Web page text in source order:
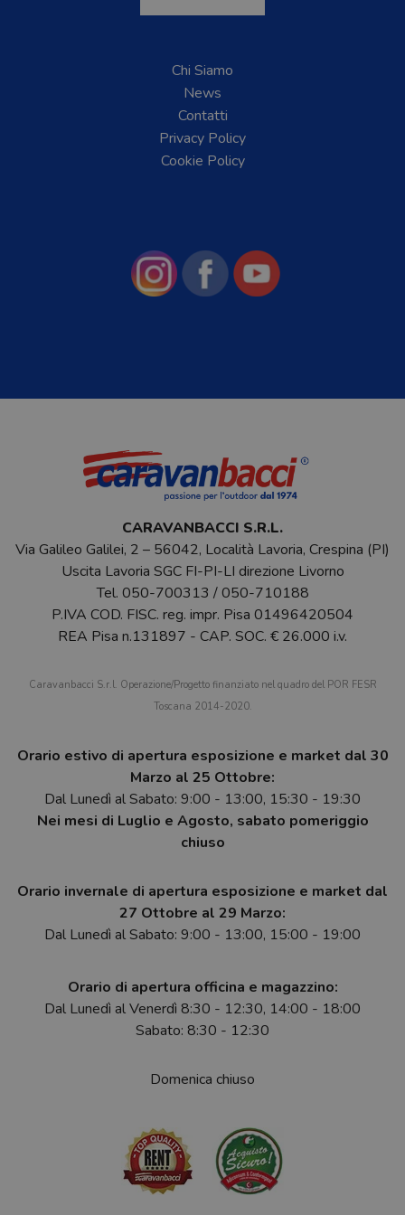
Chi Siamo
News
Contatti
Privacy Policy
Cookie Policy
CARAVANBACCI S.R.L.
Via Galileo Galilei, 2 – 56042, Località Lavoria, Crespina (PI)
Uscita Lavoria SGC FI-PI-LI direzione Livorno
Tel. 050-700313 /050-710188
P.IVA COD. FISC. reg. impr. Pisa 01496420504
REA Pisa n.131897 - CAP. SOC. € 26.000 i.v.
Caravanbacci S.r.l. Operazione/Progetto finanziato nel quadro del POR FESR
Toscana 2014-2020.
Orario estivo di apertura esposizione e market dal 30
Marzo al 25 Ottobre:
Dal Lunedì al Sabato: 9:00 - 13:00, 15:30 - 19:30
Nei mesi di Luglio e Agosto, sabato pomeriggio
chiuso
Orario invernale di apertura esposizione e market dal
27 Ottobre al 29 Marzo:
Dal Lunedì al Sabato: 9:00 - 13:00, 15:00 - 19:00
Orario di apertura officina e magazzino:
Dal Lunedì al Venerdì 8:30 - 12:30, 14:00 - 18:00
Sabato: 8:30 - 12:30
Domenica chiuso